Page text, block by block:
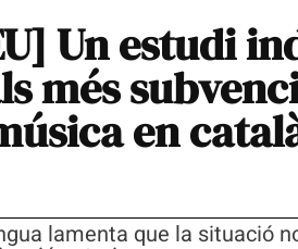
Un estudi
més
en
lamenta que la situació